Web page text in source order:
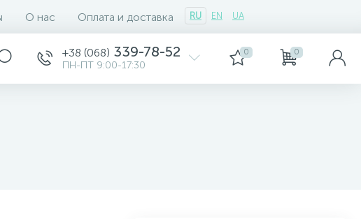
О нас Оплата и доставка RU EN UA
+38 (068) 339-78-52
ПН-ПТ 9:00-17:30
0 0